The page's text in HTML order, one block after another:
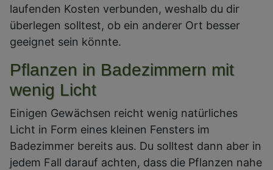
laufenden Kosten verbunden, weshalb du dir
überlegen solltest, ob ein anderer Ort besser
geeignet sein könnte.
Pflanzen in Badezimmern mit
wenig Licht
Einigen Gewächsen reicht wenig natürliches
Licht in Form eines kleinen Fensters im
Badezimmer bereits aus. Du solltest dann aber in
jedem Fall darauf achten, dass die Pflanzen nahe